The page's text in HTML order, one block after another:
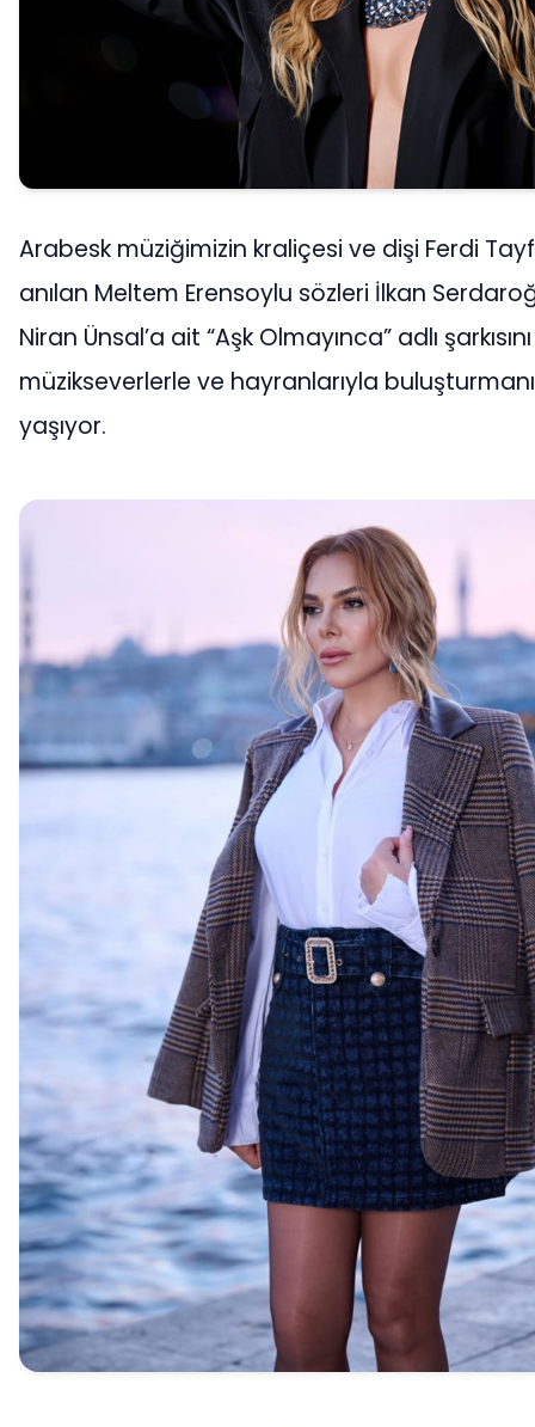
Arabesk müziğimizin kraliçesi ve dişi Ferdi
anılan Meltem Erensoylu sözleri İlkan
Niran Ünsal’a ait “Aşk Olmayınca” adlı şarkısını
müzikseverlerle ve hayranlarıyla
yaşıyor.